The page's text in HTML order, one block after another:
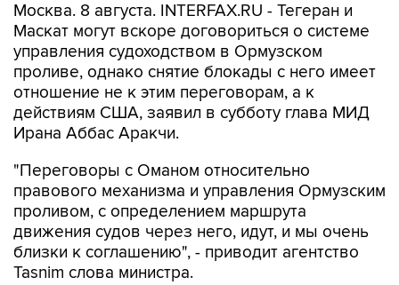
Москва. 8 августа. INTERFAX.RU - Тегеран и
Маскат могут вскоре договориться о системе
управления судоходством в Ормузском
проливе, однако снятие блокады с него имеет
отношение не к этим переговорам, а к
действиям США, заявил в субботу глава МИД
Ирана Аббас Аракчи.
"Переговоры с Оманом относительно
правового механизма и управления Ормузским
проливом, с определением маршрута
движения судов через него, идут, и мы очень
близки к соглашению", - приводит агентство
Tasnim слова министра.